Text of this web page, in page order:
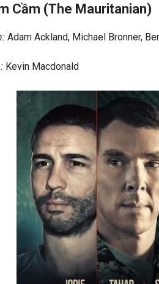
Cầm (The Mauritanian)
Adam Ackland, Michael Bronner,
Kevin Macdonald